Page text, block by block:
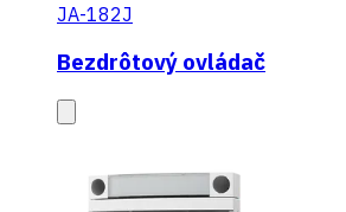
JA-182J
Bezdrôtový ovládač